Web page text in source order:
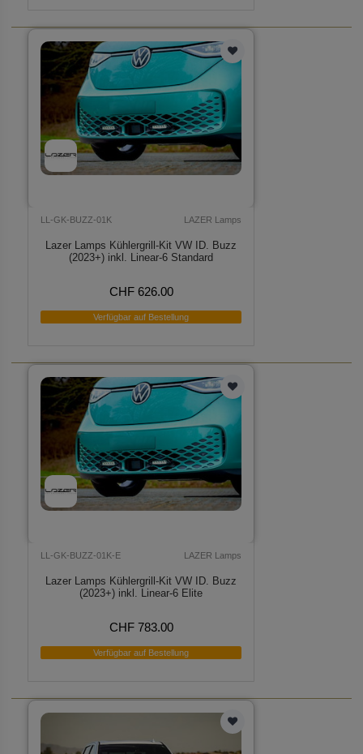
LL-GK-BUZZ-01K LAZER Lamps
Lazer Lamps Kühlergrill-Kit VW ID. Buzz
(2023+) inkl. Linear-6 Standard
CHF 626.00
Verfügbar auf Bestellung
LL-GK-BUZZ-01K-E LAZER Lamps
Lazer Lamps Kühlergrill-Kit VW ID. Buzz
(2023+) inkl. Linear-6 Elite
CHF 783.00
Verfügbar auf Bestellung